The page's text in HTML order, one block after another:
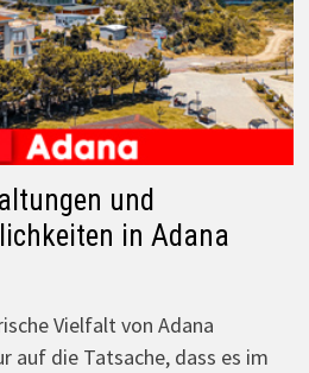
und
in Adana
Vielfalt von Adana
auf die Tatsache, dass es im